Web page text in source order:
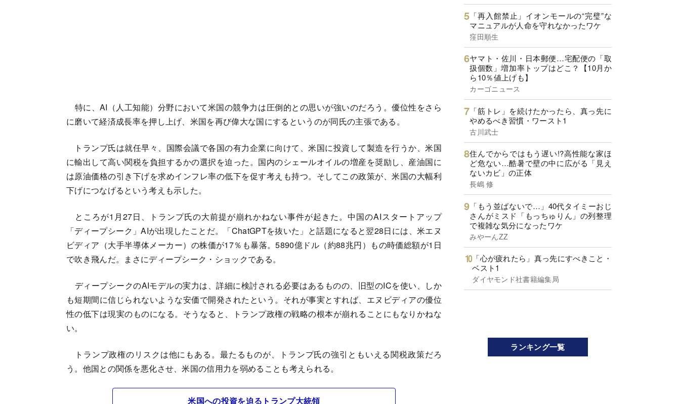
特に、AI（人工知能）分野において米国の競争力は圧倒的との思いが強いのだろう。優位性をさら
に磨いて経済成長率を押し上げ、米国を再び偉大な国にするというのが同氏の主張である。
トランプ氏は就任早々、国際会議で各国の有力企業に向けて、米国に投資して製造を行うか、米国
に輸出して高い関税を負担するかの選択を迫った。国内のシェールオイルの増産を奨励し、産油国に
は原油価格の引き下げを求めインフレ率の低下を促す考えも持つ。そしてこの政策が、米国の大幅利
下げにつなげるという考えも示した。
ところが1月27日、トランプ氏の大前提が崩れかねない事件が起きた。中国のAIスタートアップ
「ディープシーク」AIが出現したことだ。「ChatGPTを抜いた」と話題になると翌28日には、米エヌ
ビディア（大手半導体メーカー）の株価が17％も暴落。5890億ドル（約88兆円）もの時価総額が1日
で吹き飛んだ。まさにディープシーク・ショックである。
ディープシークのAIモデルの実力は、詳細に検討される必要はあるものの、旧型のICを使い、しか
も短期間に信じられないような安価で開発されたという。それが事実とすれば、エヌビディアの優位
性の低下は現実のものになる。そうなると、トランプ政権の戦略の根本が崩れることにもなりかねな
い。
トランプ政権のリスクは他にもある。最たるものが、トランプ氏の強引ともいえる関税政策だろ
う。他国との関係を悪化させ、米国の信用力を弱めることも考えられる。
米国への投資を迫るトランプ大統領
「再入館禁止」イオンモールの“完璧”な
マニュアルが人命を守れなかったワケ
窪田順生
ヤマト・佐川・日本郵便…宅配便の「取
扱個数」増加率トップはどこ？【10月か
ら10％値上げも】
カーゴニュース
「筋トレ」を続けたかったら、真っ先に
やめるべき習慣・ワースト1
古川武士
住んでからではもう遅い!?高性能な家ほ
ど危ない…酷暑で壁の中に広がる「見え
ないカビ」の正体
長嶋 修
「もう並ばないで…」40代タイミーおじ
さんがミスド「もっちゅりん」の列整理
で複雑な気分になったワケ
みやーんZZ
「心が疲れたら」真っ先にすべきこと・
ベスト1
ダイヤモンド社書籍編集局
ランキング一覧